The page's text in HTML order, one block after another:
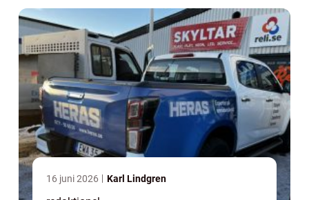
16 juni 2026 Karl Lindgren